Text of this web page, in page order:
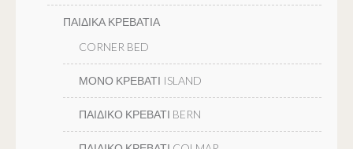
ΠΑΙΔΙΚΑ ΚΡΕΒΑΤΙΑ
CORNER BED
ΜΟΝΟ ΚΡΕΒΑΤΙ ISLAND
ΠΑΙΔΙΚΟ ΚΡΕΒΑΤΙ BERN